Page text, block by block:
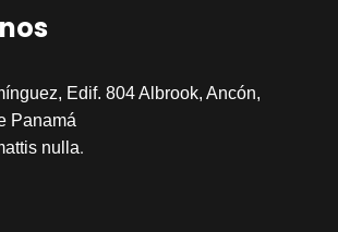
Edif. 804 Albrook, Ancón,
Panamá
nulla.